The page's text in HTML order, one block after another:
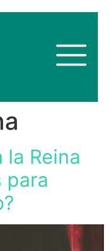
Reina
para